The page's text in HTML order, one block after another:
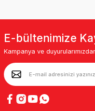
E-bültenimize
Kampanya ve